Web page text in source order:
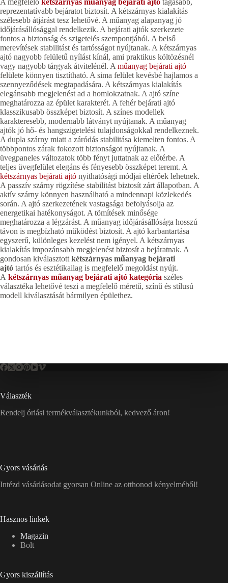
A megfelelő kétszárnyas műanyag bejárati ajtó tágasabb,
reprezentatívabb bejáratot biztosít. A kétszárnyas kialakítás
szélesebb átjárást tesz lehetővé. A műanyag alapanyag jó
időjárásállósággal rendelkezik. A bejárati ajtók szerkezete
fontos a biztonság és szigetelés szempontjából. A belső
merevítések stabilitást és tartósságot nyújtanak. A kétszárnyas
ajtó nagyobb felületű nyílást kínál, ami praktikus költözésnél
vagy nagyobb tárgyak átvitelénél. A műanyag bejárati ajtó
felülete könnyen tisztítható. A sima felület kevésbé hajlamos a
szennyeződések megtapadására. A kétszárnyas kialakítás
elegánsabb megjelenést ad a homlokzatnak. A ajtó színe
meghatározza az épület karakterét. A fehér bejárati ajtó
klasszikusabb összképet biztosít. A színes modellek
karakteresebb, modernabb látványt nyújtanak. A műanyag
ajtók jó hő- és hangszigetelési tulajdonságokkal rendelkeznek.
A dupla szárny miatt a záródás stabilitása kiemelten fontos. A
többpontos zárak fokozott biztonságot nyújtanak. A
üvegpaneles változatok több fényt juttatnak az előtérbe. A
teljes üvegfelület elegáns és fényesebb összképet teremt. A
kétszárnyas bejárati ajtó nyithatósági módjai eltérőek lehetnek.
A passzív szárny rögzítése stabilitást biztosít zárt állapotban. A
aktív szárny könnyen használható a mindennapi közlekedés
során. A ajtó szerkezetének vastagsága befolyásolja az
energetikai hatékonyságot. A tömítések minősége
meghatározza a légzárást. A műanyag időjárásállósága hosszú
távon is megbízható működést biztosít. A ajtó karbantartása
egyszerű, különleges kezelést nem igényel. A kétszárnyas
kialakítás impozánsabb megjelenést biztosít a bejáratnak. A
gondosan kiválasztott kétszárnyas műanyag bejárati
ajtó tartós és esztétikailag is megfelelő megoldást nyújt.
A kétszárnyas műanyag bejárati ajtó kategória széles
választéka lehetővé teszi a megfelelő méretű, színű és stílusú
modell kiválasztását bármilyen épülethez.
Választék
Rendelj óriási termékválasztékunkból, kedvező áron!
Gyors vásárlás
Intézd vásárlásodat gyorsan Online az otthonod kényelméből!
Hasznos linkek
Magazin
Bolt
Gyors kiszállítás